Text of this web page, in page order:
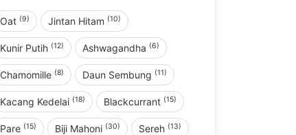
Oat (9) Jintan Hitam (10)
Kunir Putih (12) Ashwagandha (6)
Chamomille (8) Daun Sembung (11)
Kacang Kedelai (18) Blackcurrant (15)
Pare (15) Biji Mahoni (30) Sereh (13)